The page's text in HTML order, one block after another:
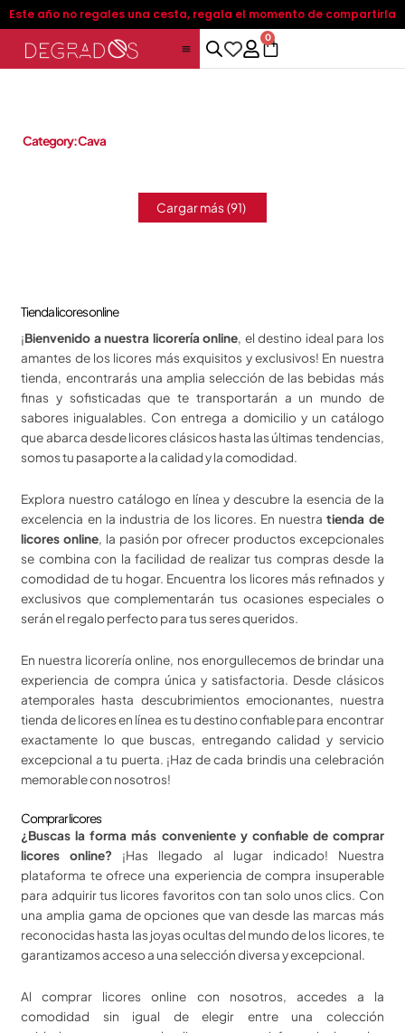
Skip
to
content
Este año no regales una cesta, regala el momento de compartirla
0
C
a
Category: Cava
Cargar más(91)
Tienda licores online
¡Bienvenido a nuestra licorería online, el destino ideal para los
amantes de los licores más exquisitos y exclusivos! En nuestra
tienda, encontrarás una amplia selección de las bebidas más
finas y sofisticadas que te transportarán a un mundo de
sabores inigualables. Con entrega a domicilio y un catálogo
que abarca desde licores clásicos hasta las últimas tendencias,
somos tu pasaporte a la calidad y la comodidad.
Explora nuestro catálogo en línea y descubre la esencia de la
excelencia en la industria de los licores. En nuestratienda de
licores online, la pasión por ofrecer productos excepcionales
se combina con la facilidad de realizar tus compras desde la
comodidad de tu hogar. Encuentra los licores más refinados y
exclusivos que complementarán tus ocasiones especiales o
serán el regalo perfecto para tus seres queridos.
En nuestra licorería online, nos enorgullecemos de brindar una
experiencia de compra única y satisfactoria. Desde clásicos
atemporales hasta descubrimientos emocionantes, nuestra
tienda de licores en línea es tu destino confiable para encontrar
exactamente lo que buscas, entregando calidad y servicio
excepcional a tu puerta. ¡Haz de cada brindis una celebración
memorable con nosotros!
Comprar licores
¿Buscas la forma más conveniente y confiable de comprar
licores online? ¡Has llegado al lugar indicado! Nuestra
plataforma te ofrece una experiencia de compra insuperable
para adquirir tus licores favoritos con tan solo unos clics. Con
una amplia gama de opciones que van desde las marcas más
reconocidas hasta las joyas ocultas del mundo de los licores, te
garantizamos acceso a una selección diversa y excepcional.
Al comprar licores online con nosotros, accedes a la
comodidad sin igual de elegir entre una colección